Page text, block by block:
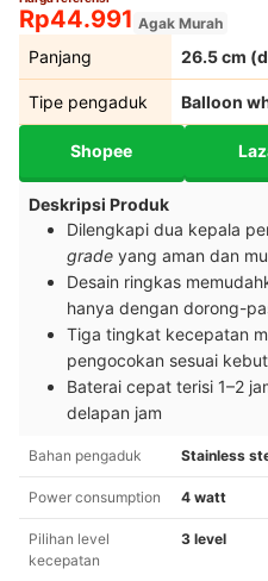
Rp44.991 Agak Murah
Panjang 26.5 cm
Tipe pengaduk Balloon
Shopee
Deskripsi Produk
Dilengkapi dua kepala
grade yang aman dan
Desain ringkas
hanya dengan dorong-
Tiga tingkat kecepatan
pengocokan sesuai
Baterai cepat terisi 1–2
delapan jam
Bahan pengaduk Stainless
Power consumption 4 watt
Pilihan level
kecepatan
3 level